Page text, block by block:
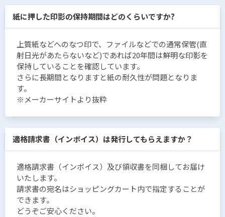
紙に押した印影の保持期間はどのくらいですか?
上質紙などへのなつ印で、ファイルなどでの通常保管(直
射日光があたらないなど)であれば20年間は鮮明な印影を
保持していることを確認しています。
さらに長期間となりますと紙の耐久性が問題となりま
す。
※メーカーサイトより抜粋
適格請求書（インボイス）は発行してもらえますか？
適格請求書（インボイス）及び領収書を同梱してお届け
いたします。
請求書の宛名はショッピングカート内で指定することが
できます。
どうぞご安心ください。